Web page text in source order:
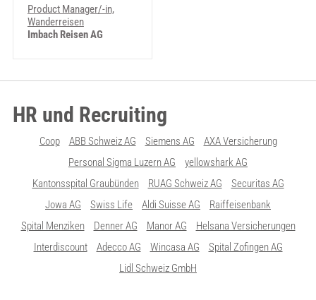
Product Manager/-in,
Wanderreisen
Imbach Reisen AG
HR und Recruiting
Coop ABB Schweiz AG Siemens AG
AXA Versicherung
Personal Sigma Luzern AG
yellowshark AG
Kantonsspital Graubünden
RUAG Schweiz AG
Securitas AG
Jowa AG
Swiss Life Aldi Suisse AG
Raiffeisenbank
Spital Menziken
Denner AG Manor AG
Helsana Versicherungen
Interdiscount
Adecco AG Wincasa AG
Spital Zofingen AG
Lidl Schweiz GmbH